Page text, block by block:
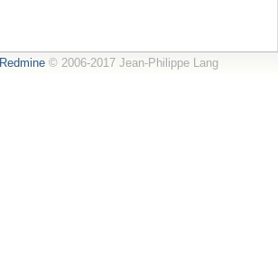
Redmine© 2006-2017 Jean-Philippe Lang